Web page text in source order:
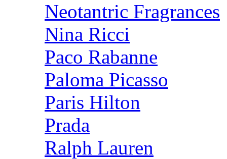
Neotantric Fragrances
Nina Ricci
Paco Rabanne
Paloma Picasso
Paris Hilton
Prada
Ralph Lauren